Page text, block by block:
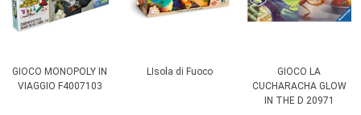
GIOCO MONOPOLY IN
VIAGGIO F4007103
LIsola di Fuoco
GIOCO LA
CUCHARACHA GLOW
IN THE D 20971